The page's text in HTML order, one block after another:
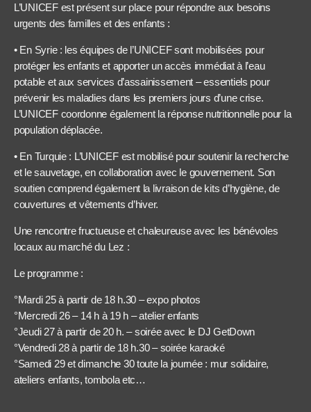
L’UNICEF est présent sur place pour répondre aux besoins
urgents des familles et des enfants :
• En Syrie : les équipes de l’UNICEF sont mobilisées pour
protéger les enfants et apporter un accès immédiat à l’eau
potable et aux services d’assainissement – essentiels pour
prévenir les maladies dans les premiers jours d’une crise.
L’UNICEF coordonne également la réponse nutritionnelle pour la
population déplacée.
• En Turquie : L’UNICEF est mobilisé pour soutenir la recherche
et le sauvetage, en collaboration avec le gouvernement. Son
soutien comprend également la livraison de kits d’hygiène, de
couvertures et vêtements d’hiver.
Une rencontre fructueuse et chaleureuse avec les bénévoles
locaux au marché du Lez :
Le programme :
°Mardi 25 à partir de 18 h.30 – expo photos
°Mercredi 26 – 14 h à 19 h – atelier enfants
°Jeudi 27 à partir de 20 h. – soirée avec le DJ GetDown
°Vendredi 28 à partir de 18 h.30 – soirée karaoké
°Samedi 29 et dimanche 30 toute la journée : mur solidaire,
ateliers enfants, tombola etc…